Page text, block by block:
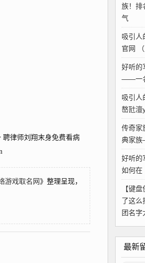
律师刘翔末身免费看病
游戏取名网》整理呈现，
族！排
气
吸引人
官网
好听的
——一
吸引人
嶅瓧澶
传奇家
典家
好听的
如何在
【键
了这么
团名字
最新